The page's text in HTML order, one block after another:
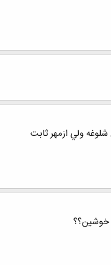
ولي ازمهر ثابت
خوشين؟؟